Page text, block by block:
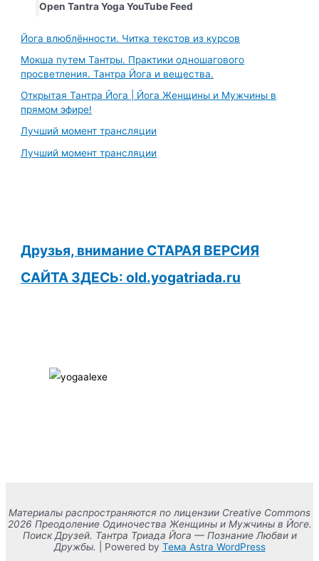
Open Tantra Yoga YouTube Feed
Йога влюблённости. Читка текстов из курсов
Мокша путем Тантры. Практики одношагового
просветления. Тантра Йога и вещества.
Открытая Тантра Йога | Йога Женщины и Мужчины в
прямом эфире!
Лучший момент трансляции
Лучший момент трансляции
Друзья, внимание СТАРАЯ ВЕРСИЯ
САЙТА ЗДЕСЬ: old.yogatriada.ru
Материалы распространяются по лицензии Creative Commons
2026 Преодоление Одиночества Женщины и Мужчины в Йоге.
Поиск Друзей. Тантра Триада Йога — Познание Любви и
Дружбы. | Powered by Тема Astra WordPress